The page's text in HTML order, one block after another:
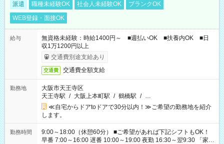
派遣 職種未経験OK 社会人未経験OK
ブランクOK
WEB登録・面接OK
給与
無資格未経験：時給1400円～ ■週払いOK ■扶養内OK ■日
収1万1200円以上
交通費別途支給あり
交通費 交通費全額支給
勤務地
大阪市天王寺区
天王寺駅 / 大阪上本町駅 / 鶴橋駅 / …
≪自宅からドアtoドアで30分以内！≫ご希望の勤務地を紹介
します。
勤務時間
9:00～18:00（休憩60分） ■ご希望があれば下記シフトもOK！
早番 7:00～16:00 遅番 10:00～19:00 夜勤 16:30～翌9:30 「家族